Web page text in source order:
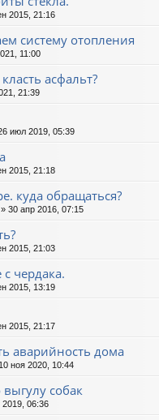
2015, 21:16
систему отопления
11:00
асфальт?
21:39
июл 2019, 05:39
2015, 21:18
куда обращаться?
» 30 апр 2016, 07:15
2015, 21:03
чердака.
2015, 13:19
2015, 21:17
аварийность дома
ноя 2020, 10:44
собак
2019, 06:36